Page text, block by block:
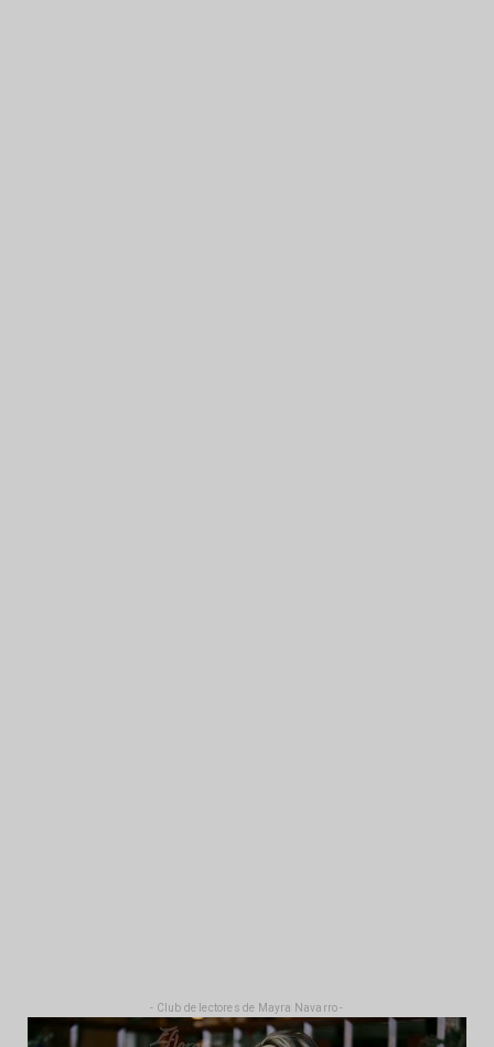
- Club de lectores de Mayra Navarro -